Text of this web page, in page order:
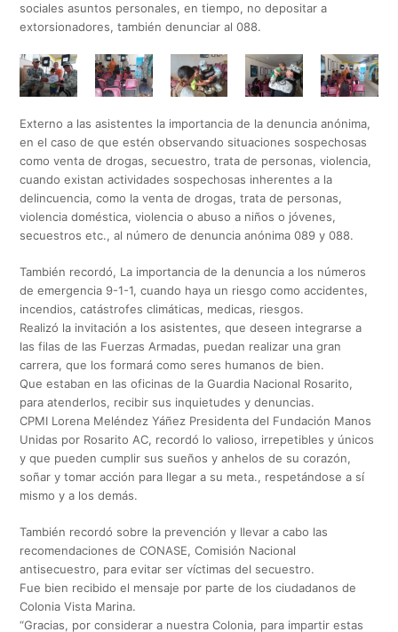
sociales asuntos personales, en tiempo, no depositar a
extorsionadores, también denunciar al 088.
Externo a las asistentes la importancia de la denuncia anónima,
en el caso de que estén observando situaciones sospechosas
como venta de drogas, secuestro, trata de personas, violencia,
cuando existan actividades sospechosas inherentes a la
delincuencia, como la venta de drogas, trata de personas,
violencia doméstica, violencia o abuso a niños o jóvenes,
secuestros etc., al número de denuncia anónima 089 y 088.
También recordó, La importancia de la denuncia a los números
de emergencia 9-1-1, cuando haya un riesgo como accidentes,
incendios, catástrofes climáticas, medicas, riesgos.
Realizó la invitación a los asistentes, que deseen integrarse a
las filas de las Fuerzas Armadas, puedan realizar una gran
carrera, que los formará como seres humanos de bien.
Que estaban en las oficinas de la Guardia Nacional Rosarito,
para atenderlos, recibir sus inquietudes y denuncias.
CPMI Lorena Meléndez Yáñez Presidenta del Fundación Manos
Unidas por Rosarito AC, recordó lo valioso, irrepetibles y únicos
y que pueden cumplir sus sueños y anhelos de su corazón,
soñar y tomar acción para llegar a su meta., respetándose a sí
mismo y a los demás.
También recordó sobre la prevención y llevar a cabo las
recomendaciones de CONASE, Comisión Nacional
antisecuestro, para evitar ser víctimas del secuestro.
Fue bien recibido el mensaje por parte de los ciudadanos de
Colonia Vista Marina.
“Gracias, por considerar a nuestra Colonia, para impartir estas